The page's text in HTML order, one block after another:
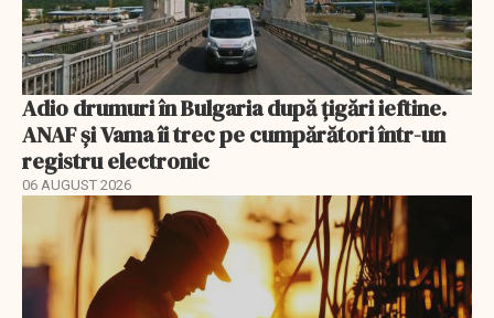
Adio drumuri în Bulgaria după țigări ieftine.
ANAF și Vama îi trec pe cumpărători într-un
registru electronic
06 AUGUST 2026